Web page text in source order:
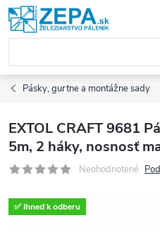
Prejsť
na
obsah
Pásky, gurtne a montážne sady
EXTOL CRAFT 9681
5m, 2 háky, nosnosť
Neohodnotené
✅ Ihneď k odberu